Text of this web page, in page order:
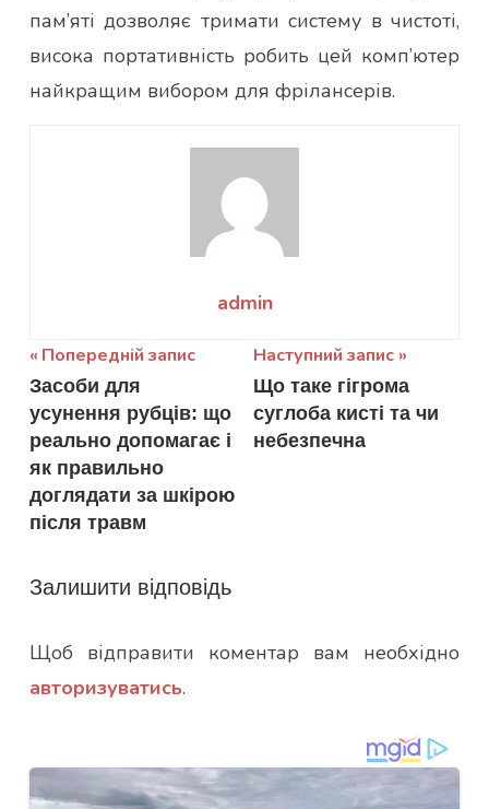
пам’яті дозволяє тримати систему в чистоті,
висока портативність робить цей комп’ютер
найкращим вибором для фрілансерів.
admin
Навігація
записів
Попередній запис
Засоби для
усунення рубців: що
реально допомагає і
як правильно
доглядати за шкірою
після травм
Наступний запис
Що таке гігрома
суглоба кисті та чи
небезпечна
Залишити відповідь
Щоб відправити коментар вам необхідно
авторизуватись.